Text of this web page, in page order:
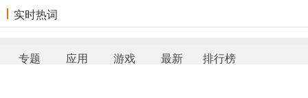
实时热词
专题 应用 游戏 最新 排行榜